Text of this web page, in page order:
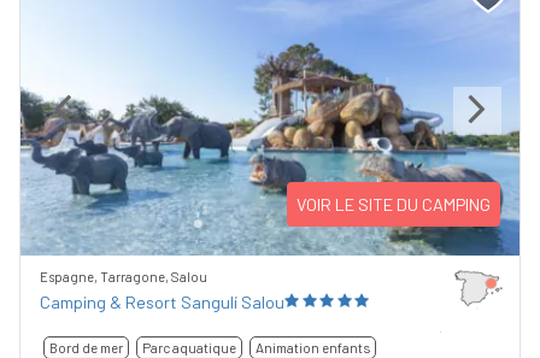
Previous Next
VOIR LE SITE DU CAMPING
Espagne, Tarragone, Salou
Camping & Resort Sangulí Salou
Bord de mer Parc aquatique Animation enfants